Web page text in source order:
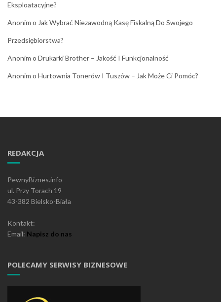
Eksploatacyjne?
Anonim o Jak Wybrać Niezawodną Kasę Fiskalną Do Swojego
Przedsiębiorstwa?
Anonim o Drukarki Brother – Jakość I Funkcjonalność
Anonim o Hurtownia Tonerów I Tuszów – Jak Może Ci Pomóc?
REDAKCJA
PewnyBiznes.info
ul. Przy Torach 19
43-382 Bielsko-Biała
Kontakt:
Email: Napisz do nas
POLECAMY SERWISY BIZNESOWE